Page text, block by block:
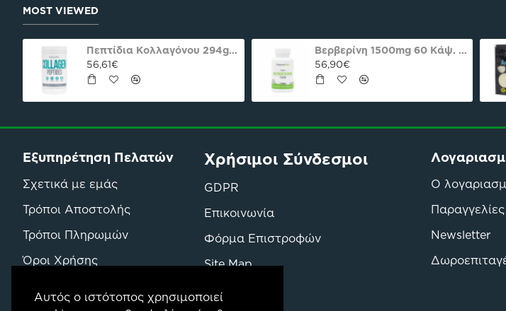
Αυτός ο ιστότοπος χρησιμοποιεί
MOST VIEWED
Πεπτίδια Κολλαγόνου 294g Natures Plus
56,61€
Βερβερίνη 1500mg 60 Κάψ. Natures Plus Pro
56,90€
Εξυπηρέτηση Πελατών
Σχετικά με εμάς
Τρόποι Αποστολής
Τρόποι Πληρωμών
Όροι Χρήσης
Χρήσιμοι Σύνδεσμοι
GDPR
Επικοινωνία
Φόρμα Επιστροφών
Site Map
Μάρκες
Ο
Παραγγελίες
Newsletter